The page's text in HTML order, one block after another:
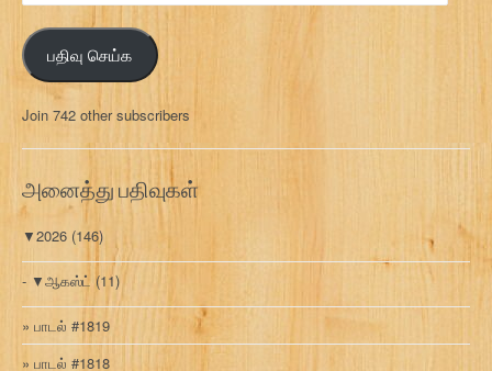
ன
ஞ்
ச
ல்
க
வ
பதிவு செய்க
Join 742 other subscribers
அனைத்து பதிவுகள்
▼2026 (146)
▼ஆகஸ்ட் (11)
பாடல் #1819
பாடல் #1818